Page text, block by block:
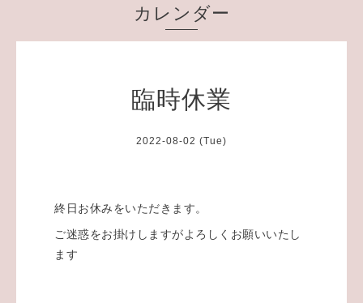
カレンダー
臨時休業
2022-08-02 (Tue)
終日お休みをいただきます。
ご迷惑をお掛けしますがよろしくお願いいたし
ます